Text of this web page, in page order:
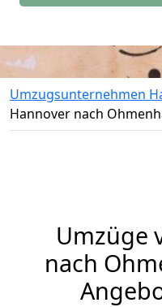
Umzugsunternehmen
Hannover nach
Umzüge
nach